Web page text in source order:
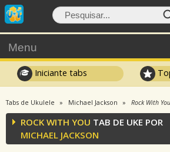
Menu
Iniciante tabs
Tabs de Ukulele Michael Jackson Rock With You
ROCK WITH YOU TAB DE UKE POR
MICHAEL JACKSON